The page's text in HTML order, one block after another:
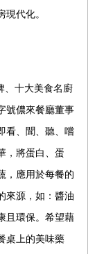
代化。
、十大美食名廚
號儂來餐廳董事
看、聞、聽、嚐
，將蛋白、蛋
，應用於每餐的
來源，如：醬油
且環保。希望藉
桌上的美味藥